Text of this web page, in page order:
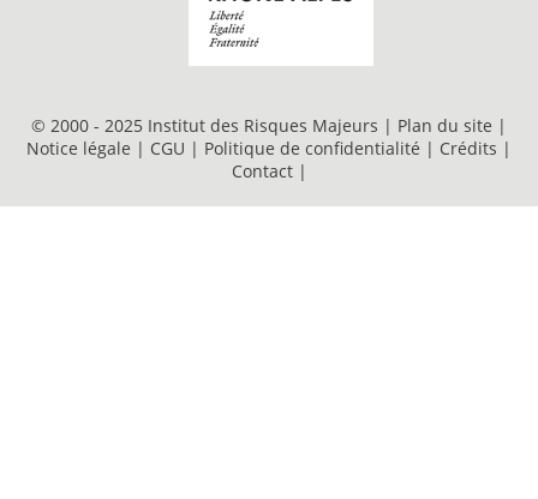
© 2000 - 2025 Institut des Risques Majeurs | Plan du site |
Notice légale | CGU | Politique de confidentialité | Crédits |
Contact |